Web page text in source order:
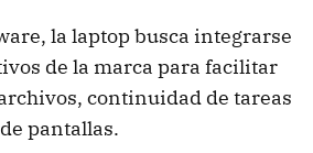
la laptop busca integrarse
de la marca para facilitar
continuidad de tareas
pantallas.